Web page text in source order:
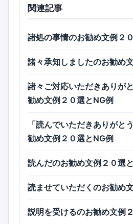
関連記事
諸処の事情のお勧め文例２
諸々承知しましたのお勧め
諸々ご対応いただきありが
勧め文例２０選とNG例
「読んでいただきありがと
勧め文例２０選とNG例
読んだのお勧め文例２０選
読ませていただくのお勧め
説明を受けるのお勧め文例